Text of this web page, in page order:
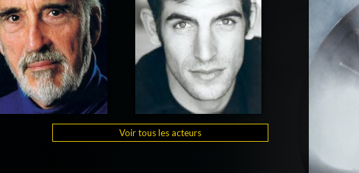
Voir tous les acteurs